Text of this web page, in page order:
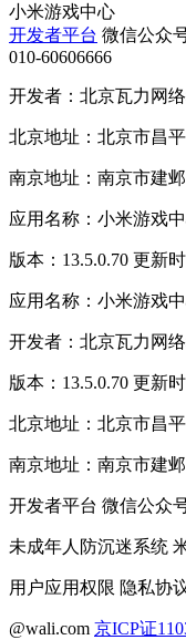
小米游戏中心
开发者平台 微信公众
010-60606666
开发者：北京瓦力网
北京地址：北京市昌
南京地址：南京市建
应用名称：小米游戏
版本：13.5.0.70 更新
应用名称：小米游戏
开发者：北京瓦力网
版本：13.5.0.70 更新
北京地址：北京市昌
南京地址：南京市建
开发者平台 微信公众
未成年人防沉迷系统
用户应用权限 隐私协
@wali.com 京ICP证